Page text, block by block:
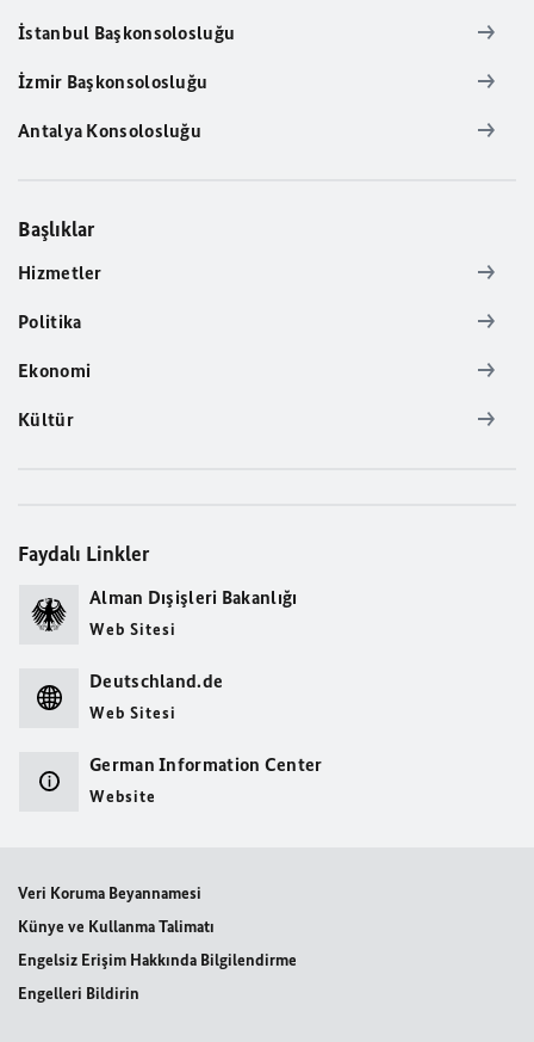
İstanbul Başkonsolosluğu
İzmir Başkonsolosluğu
Antalya Konsolosluğu
Başlıklar
Hizmetler
Politika
Ekonomi
Kültür
Faydalı Linkler
Alman Dışişleri Bakanlığı
Web Sitesi
Deutschland.de
Web Sitesi
German Information Center
Website
Veri Koruma Beyannamesi
Künye ve Kullanma Talimatı
Engelsiz Erişim Hakkında Bilgilendirme
Engelleri Bildirin